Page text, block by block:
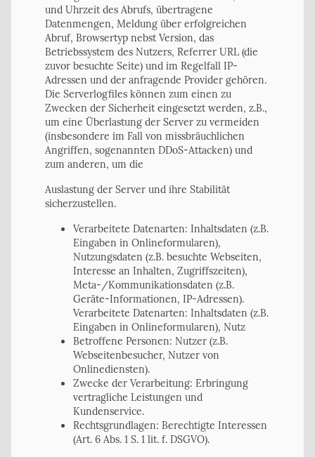
und Uhrzeit des Abrufs, übertragene
Datenmengen, Meldung über erfolgreichen
Abruf, Browsertyp nebst Version, das
Betriebssystem des Nutzers, Referrer URL (die
zuvor besuchte Seite) und im Regelfall IP-
Adressen und der anfragende Provider gehören.
Die Serverlogfiles können zum einen zu
Zwecken der Sicherheit eingesetzt werden, z.B.,
um eine Überlastung der Server zu vermeiden
(insbesondere im Fall von missbräuchlichen
Angriffen, sogenannten DDoS-Attacken) und
zum anderen, um die
Auslastung der Server und ihre Stabilität
sicherzustellen.
Verarbeitete Datenarten: Inhaltsdaten (z.B.
Eingaben in Onlineformularen),
Nutzungsdaten (z.B. besuchte Webseiten,
Interesse an Inhalten, Zugriffszeiten),
Meta-/Kommunikationsdaten (z.B.
Geräte-Informationen, IP-Adressen).
Verarbeitete Datenarten: Inhaltsdaten (z.B.
Eingaben in Onlineformularen), Nutz
Betroffene Personen: Nutzer (z.B.
Webseitenbesucher, Nutzer von
Onlinediensten).
Zwecke der Verarbeitung: Erbringung
vertragliche Leistungen und
Kundenservice.
Rechtsgrundlagen: Berechtigte Interessen
(Art. 6 Abs. 1 S. 1 lit. f. DSGVO).